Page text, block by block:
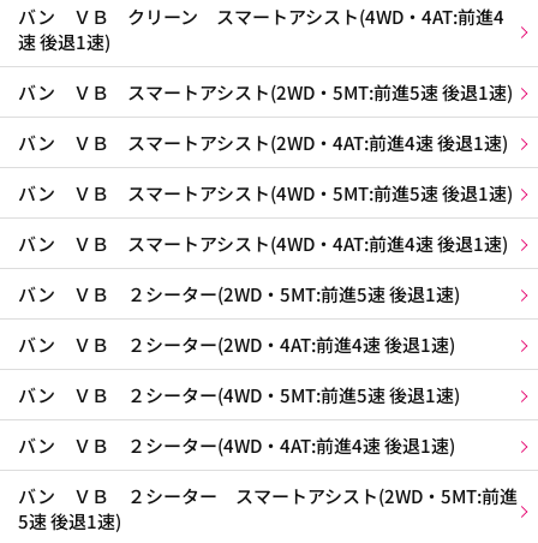
バン ＶＢ クリーン スマートアシスト(4WD・4AT:前進4
速 後退1速)
バン ＶＢ スマートアシスト(2WD・5MT:前進5速 後退1速)
バン ＶＢ スマートアシスト(2WD・4AT:前進4速 後退1速)
バン ＶＢ スマートアシスト(4WD・5MT:前進5速 後退1速)
バン ＶＢ スマートアシスト(4WD・4AT:前進4速 後退1速)
バン ＶＢ ２シーター(2WD・5MT:前進5速 後退1速)
バン ＶＢ ２シーター(2WD・4AT:前進4速 後退1速)
バン ＶＢ ２シーター(4WD・5MT:前進5速 後退1速)
バン ＶＢ ２シーター(4WD・4AT:前進4速 後退1速)
バン ＶＢ ２シーター スマートアシスト(2WD・5MT:前進
5速 後退1速)